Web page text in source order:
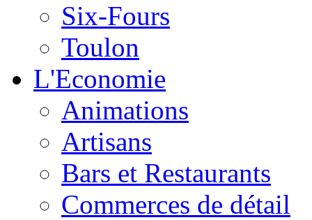
Six-Fours
Toulon
L'Economie
Animations
Artisans
Bars et Restaurants
Commerces de détail